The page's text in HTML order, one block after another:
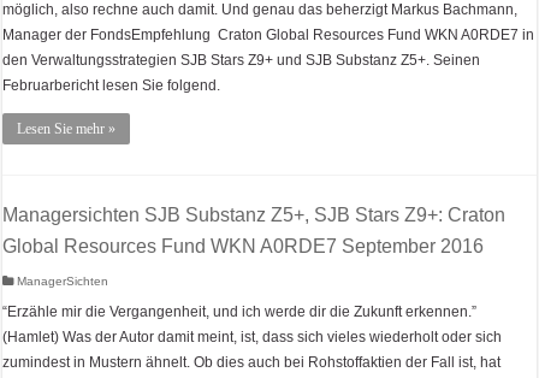
möglich, also rechne auch damit. Und genau das beherzigt Markus Bachmann,
Manager der FondsEmpfehlung Craton Global Resources Fund WKN A0RDE7 in
den Verwaltungsstrategien SJB Stars Z9+ und SJB Substanz Z5+. Seinen
Februarbericht lesen Sie folgend.
Lesen Sie mehr »
Managersichten SJB Substanz Z5+, SJB Stars Z9+: Craton
Global Resources Fund WKN A0RDE7 September 2016
ManagerSichten
“Erzähle mir die Vergangenheit, und ich werde dir die Zukunft erkennen.”
(Hamlet) Was der Autor damit meint, ist, dass sich vieles wiederholt oder sich
zumindest in Mustern ähnelt. Ob dies auch bei Rohstoffaktien der Fall ist, hat